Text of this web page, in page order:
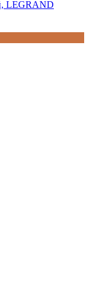
LEGRAND